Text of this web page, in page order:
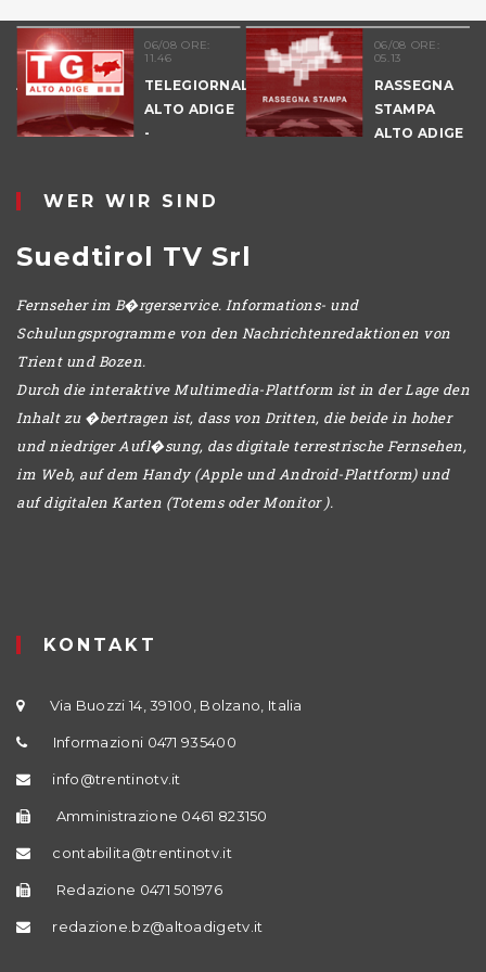
06/08 ORE:
11.46
TELEGIORNALE
ALTO ADIGE
-
06/08 ORE:
05.13
RASSEGNA
STAMPA
ALTO ADIGE
WER WIR SIND
Suedtirol TV Srl
Fernseher im B�rgerservice. Informations- und
Schulungsprogramme von den Nachrichtenredaktionen von
Trient und Bozen.
Durch die interaktive Multimedia-Plattform ist in der Lage den
Inhalt zu �bertragen ist, dass von Dritten, die beide in hoher
und niedriger Aufl�sung, das digitale terrestrische Fernsehen,
im Web, auf dem Handy (Apple und Android-Plattform) und
auf digitalen Karten (Totems oder Monitor ).
KONTAKT
Via Buozzi 14, 39100, Bolzano, Italia
Informazioni 0471 935400
info@trentinotv.it
Amministrazione 0461 823150
contabilita@trentinotv.it
Redazione 0471 501976
redazione.bz@altoadigetv.it